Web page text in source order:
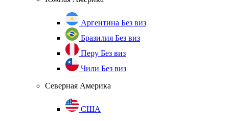
Аргентина Без виз
Бразилия Без виз
Перу Без виз
Чили Без виз
Северная Америка
США